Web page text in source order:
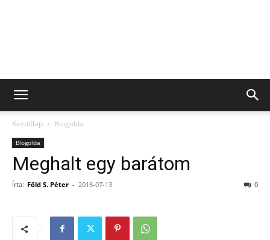
Kezdőlap Blogolda
Blogolda
Meghalt egy barátom
Írta: Föld S. Péter - 2018-07-13 0